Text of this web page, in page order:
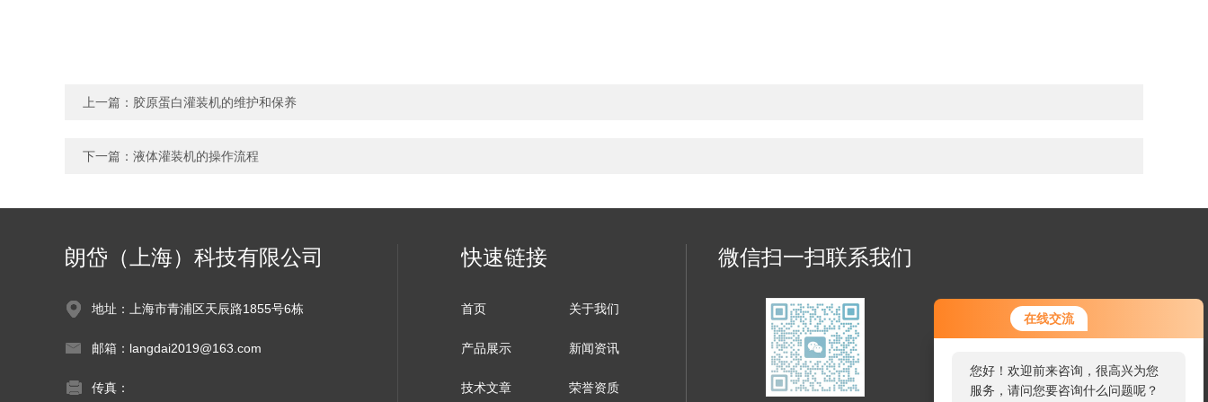
在线交流
您好！欢迎前来咨询，很高兴为您
服务，请问您要咨询什么问题呢？
上一篇： 胶原蛋白灌装机的维护和保养
下一篇： 液体灌装机的操作流程
朗岱（上海）科技有限公司
地址：上海市青浦区天辰路1855号6栋
邮箱：langdai2019@163.com
传真：
快速链接
首页 关于我们
产品展示 新闻资讯
技术文章 荣誉资质
微信扫一扫联系我们